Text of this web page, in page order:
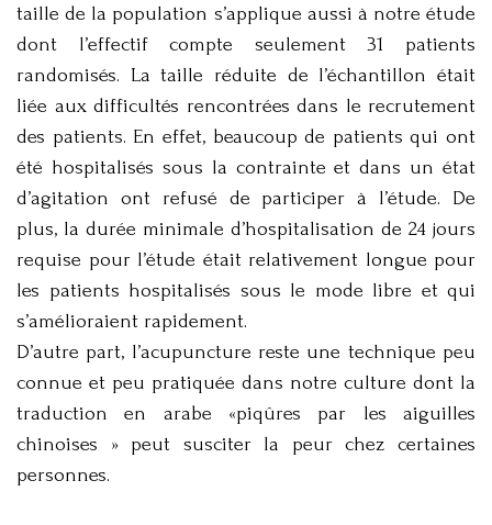
taille de la population s’applique aussi à notre étude
dont l’effectif compte seulement 31 patients
randomisés. La taille réduite de l’échantillon était
liée aux difficultés rencontrées dans le recrutement
des patients. En effet, beaucoup de patients qui ont
été hospitalisés sous la contrainte et dans un état
d’agitation ont refusé de participer à l’étude. De
plus, la durée minimale d’hospitalisation de 24 jours
requise pour l’étude était relativement longue pour
les patients hospitalisés sous le mode libre et qui
s’amélioraient rapidement.
D’autre part, l’acupuncture reste une technique peu
connue et peu pratiquée dans notre culture dont la
traduction en arabe «piqûres par les aiguilles
chinoises » peut susciter la peur chez certaines
personnes.